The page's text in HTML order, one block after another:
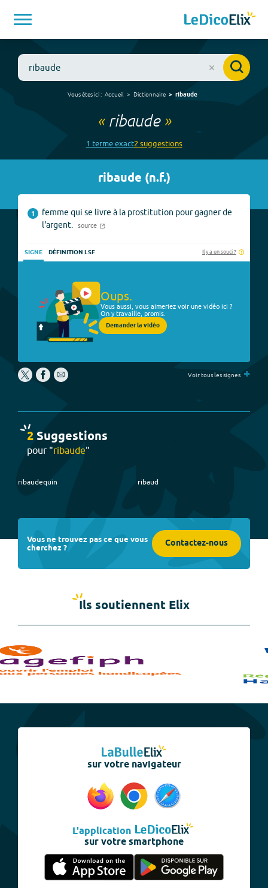
Vous êtes ici : Accueil Dictionnaire ribaude
« ribaude»
1 termeexact2 suggestions
ribaude (n.f.)
1
femme qui se livre à la prostitution pour gagner de
l'argent.
source
SIGNE DÉFINITION LSF Il y a un souci ?
Oups.
Vous aussi, vous aimeriez voir une vidéo ici ?
On y travaille, promis.
Demander la vidéo
Voir tous les signes +
2Suggestions
pour "ribaude"
ribaudequin ribaud
Vous ne trouvez pas ce que vous
cherchez ? Contactez-nous
Ils soutiennent Elix
sur votre navigateur
L'application
sur votre smartphone